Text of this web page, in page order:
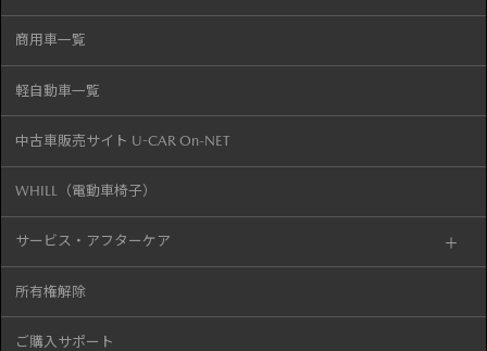
商用車一覧
軽自動車一覧
中古車販売サイト U-CAR On-NET
WHILL（電動車椅子）
サービス・アフターケア
所有権解除
ご購入サポート